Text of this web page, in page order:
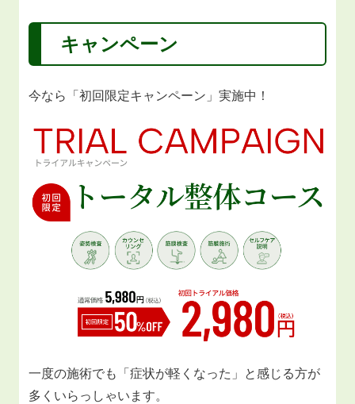
キャンペーン
今なら「初回限定キャンペーン」実施中！
一度の施術でも「症状が軽くなった」と感じる方が
多くいらっしゃいます。